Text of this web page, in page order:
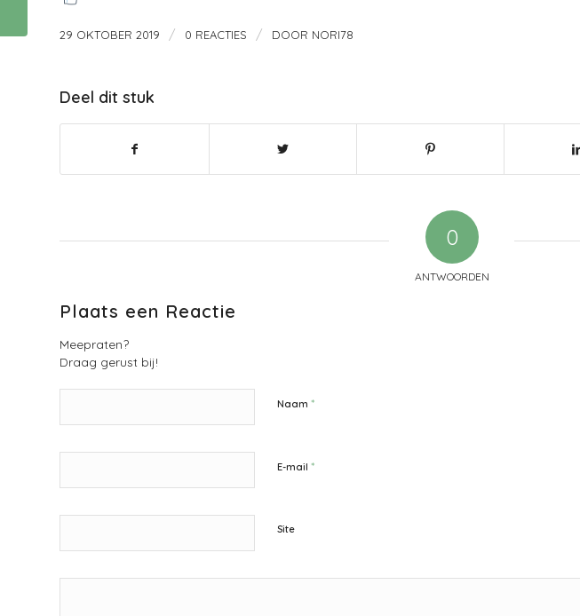
29 OKTOBER 2019 / 0 REACTIES / DOOR NORI78
Deel dit stuk
0
ANTWOORDEN
Plaats een Reactie
Meepraten?
Draag gerust bij!
Naam *
E-mail *
Site